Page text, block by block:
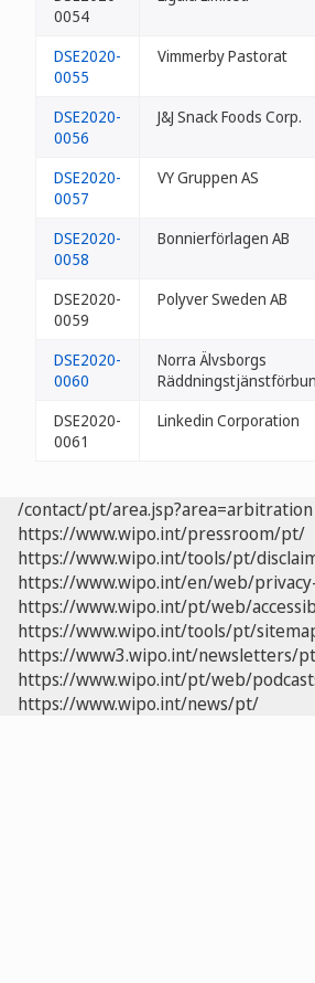
0054
DSE2020-
0055
Vimmerby Pastorat
DSE2020-
0056
J&J Snack Foods Corp.
DSE2020-
0057
VY Gruppen AS
DSE2020-
0058
Bonnierförlagen AB
DSE2020-
0059
Polyver Sweden AB
DSE2020-
0060
Norra Älvsborgs
DSE2020-
0061
Linkedin Corporation
/contact/pt/area.jsp?area=arbitration
https://www.wipo.int/pressroom/pt/
https://www.wipo.int/tools/pt/
https://www.wipo.int/en/web/
https://www.wipo.int/pt/web/
https://www.wipo.int/tools/pt/
https://www3.wipo.int/newsletters/
https://www.wipo.int/pt/web/
https://www.wipo.int/news/pt/